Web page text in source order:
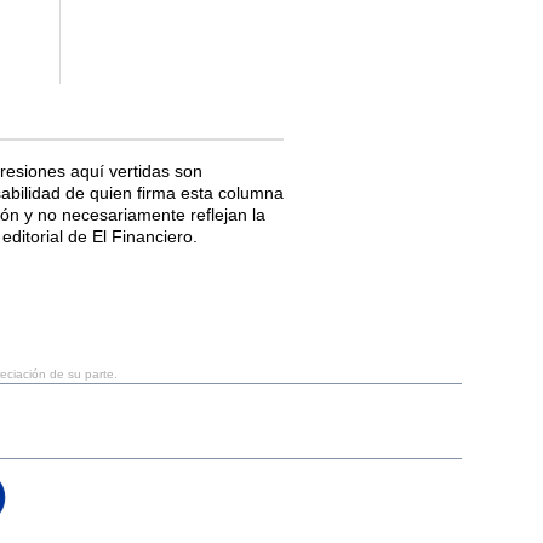
aquí vertidas son
de quien firma esta columna
y no necesariamente reflejan la
de El Financiero.
de su parte.